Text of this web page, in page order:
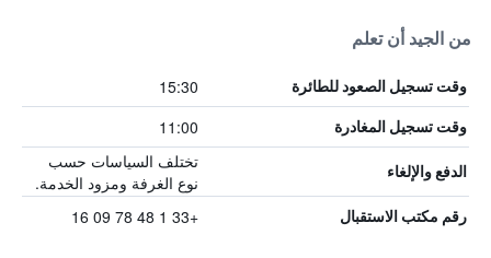
من الجيد أن تعلم
وقت تسجيل الصعود للطائرة 15:30
وقت تسجيل المغادرة 11:00
الدفع والإلغاء
تختلف السياسات حسب
نوع الغرفة ومزود الخدمة.
رقم مكتب الاستقبال +33 1 48 78 09 16